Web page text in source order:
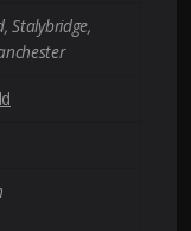
Stalybridge,